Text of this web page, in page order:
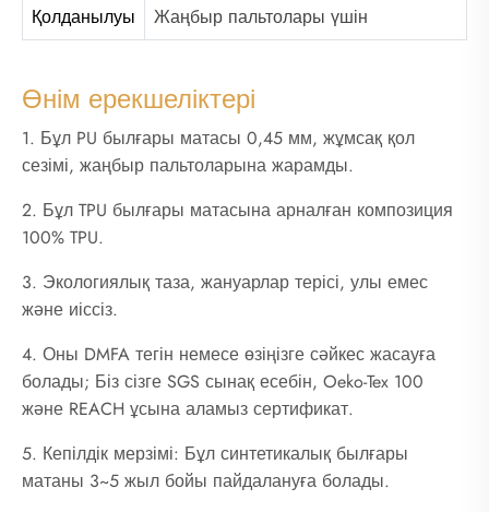
Қолданылуы
Жаңбыр пальтолары үшін
Өнім ерекшеліктері
1. Бұл PU былғары матасы 0,45 мм, жұмсақ қол
сезімі, жаңбыр пальтоларына жарамды.
2. Бұл TPU былғары матасына арналған композиция
100% TPU.
3. Экологиялық таза, жануарлар терісі, улы емес
және иіссіз.
4. Оны DMFA тегін немесе өзіңізге сәйкес жасауға
болады; Біз сізге SGS сынақ есебін, Oeko-Tex 100
және REACH ұсына аламыз сертификат.
5. Кепілдік мерзімі: Бұл синтетикалық былғары
матаны 3~5 жыл бойы пайдалануға болады.